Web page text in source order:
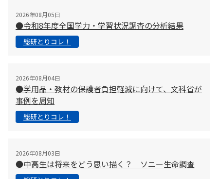
2026年08月05日
●令和8年度全国学力・学習状況調査の分析結果
総研とりコレ！
2026年08月04日
●学用品・教材の保護者負担軽減に向けて、文科省が
事例を周知
総研とりコレ！
2026年08月03日
●中高生は将来をどう思い描く？ ソニー生命調査